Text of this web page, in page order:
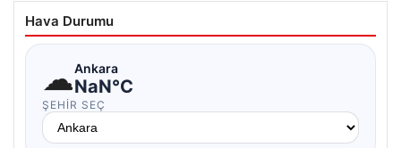
Hava Durumu
☁Ankara
NaN°C
ŞEHIR SEÇ